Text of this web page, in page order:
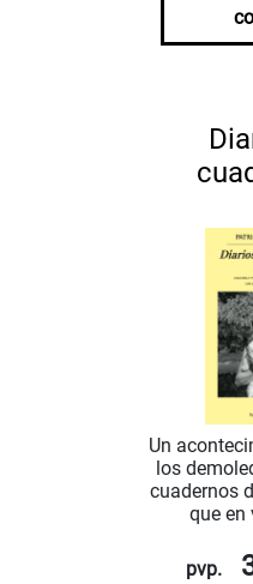
Un
los
cuadernos
que en
pvp.